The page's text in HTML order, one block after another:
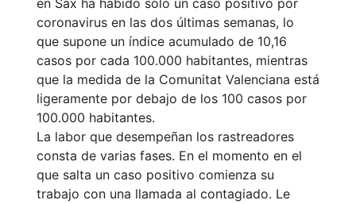
en Sax ha habido solo un caso positivo por
coronavirus en las dos últimas semanas, lo
que supone un índice acumulado de 10,16
casos por cada 100.000 habitantes, mientras
que la medida de la Comunitat Valenciana está
ligeramente por debajo de los 100 casos por
100.000 habitantes.
La labor que desempeñan los rastreadores
consta de varias fases. En el momento en el
que salta un caso positivo comienza su
trabajo con una llamada al contagiado. Le